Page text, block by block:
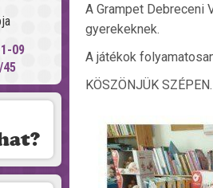
09
A Grampet Debreceni
gyerekeknek.
A játékok
KÖSZÖNJÜK SZÉPEN.